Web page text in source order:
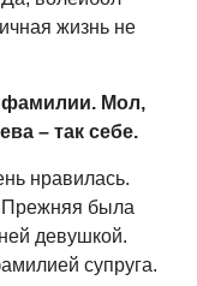
жизнь не
фамилии. Мол,
– так себе.
нравилась.
Прежняя была
девушкой.
супруга.